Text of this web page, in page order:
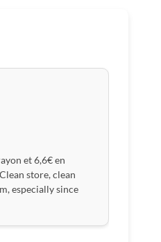
et 6,6€ en
store, clean
especially since